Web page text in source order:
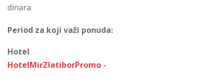
dinara
Period za koji važi ponuda:
Hotel
HotelMirZlatiborPromo -